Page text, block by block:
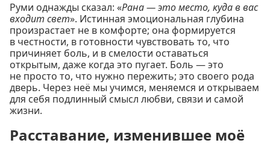
Руми однажды сказал: «Рана — это место, куда в вас
входит свет». Истинная эмоциональная глубина
произрастает не в комфорте; она формируется
в честности, в готовности чувствовать то, что
причиняет боль, и в смелости оставаться
открытым, даже когда это пугает. Боль — это
не просто то, что нужно пережить; это своего рода
дверь. Через неё мы учимся, меняемся и открываем
для себя подлинный смысл любви, связи и самой
жизни.
Расставание, изменившее моё